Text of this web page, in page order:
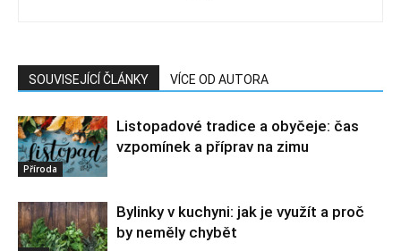
SOUVISEJÍCÍ ČLÁNKY VÍCE OD AUTORA
Příroda
Listopadové tradice a obyčeje: čas
vzpomínek a příprav na zimu
Bylinky v kuchyni: jak je využít a proč
by neměly chybět